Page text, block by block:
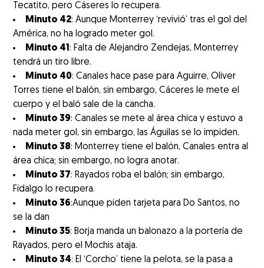
Tecatito, pero Cáseres lo recupera.
Minuto 42: Aunque Monterrey ‘revivió’ tras el gol del
América, no ha logrado meter gol.
Minuto 41: Falta de Alejandro Zendejas, Monterrey
tendrá un tiro libre.
Minuto 40: Canales hace pase para Aguirre, Oliver
Torres tiene el balón, sin embargo, Cáceres le mete el
cuerpo y el baló sale de la cancha.
Minuto 39: Canales se mete al área chica y estuvo a
nada meter gol, sin embargo, las Águilas se lo impiden.
Minuto 38: Monterrey tiene el balón, Canales entra al
área chica; sin embargo, no logra anotar.
Minuto 37: Rayados roba el balón; sin embargo,
Fidalgo lo recupera.
Minuto 36:Aunque piden tarjeta para Do Santos, no
se la dan
Minuto 35: Borja manda un balonazo a la portería de
Rayados, pero el Mochis ataja.
Minuto 34: El ‘Corcho’ tiene la pelota, se la pasa a